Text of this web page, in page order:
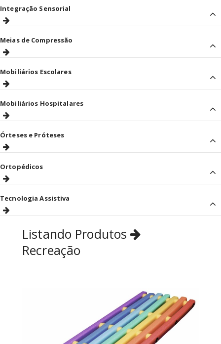
Integração Sensorial
Meias de Compressão
Mobiliários Escolares
Mobiliários Hospitalares
Órteses e Próteses
Ortopédicos
Tecnologia Assistiva
Listando Produtos
Recreação